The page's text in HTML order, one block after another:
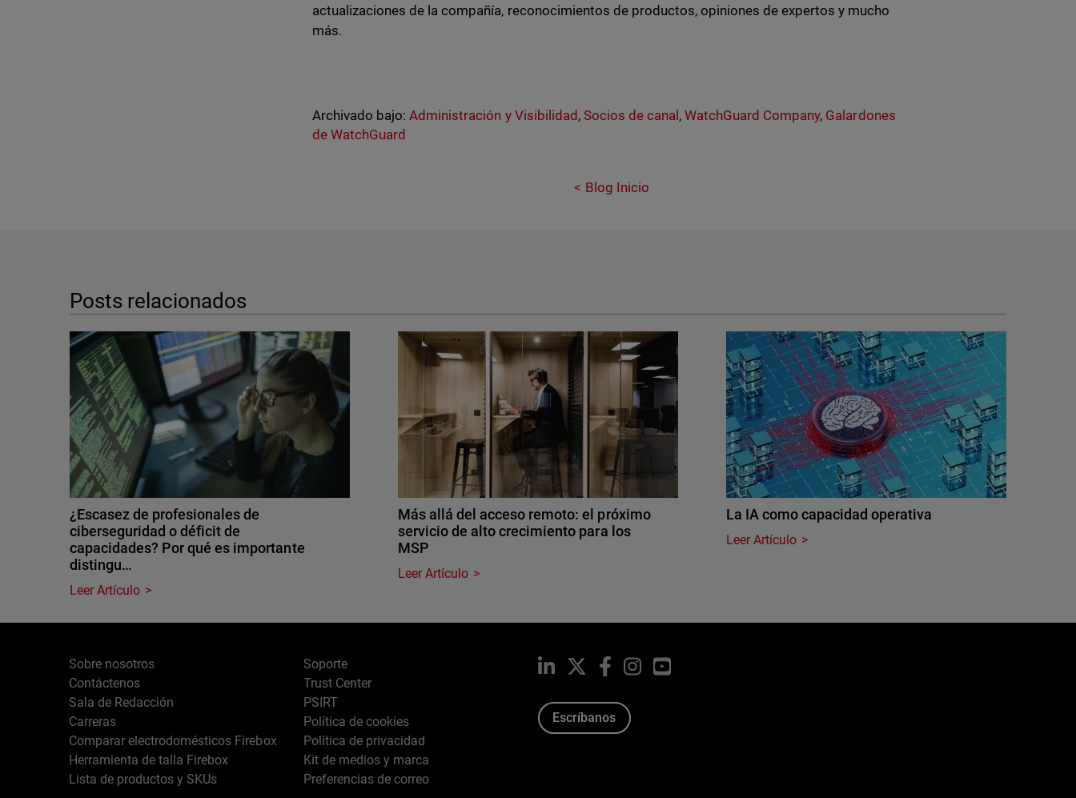
actualizaciones de la compañía, reconocimientos de productos, opiniones de expertos y mucho
más.
Archivado bajo: Administración y Visibilidad , Socios de canal ,WatchGuard Company, Galardones
de WatchGuard
Blog Inicio
Posts relacionados
¿Escasez de profesionales de
ciberseguridad o déficit de
capacidades? Por qué es importante
distingu…
Leer Artículo
Más allá del acceso remoto: el próximo
servicio de alto crecimiento para los
MSP
Leer Artículo
La IA como capacidad operativa
Leer Artículo
Sobre nosotros
Contáctenos
Sala de Redacción
Carreras
Comparar electrodomésticos Firebox
Herramienta de talla Firebox
Lista de productos y SKUs
Soporte
Trust Center
PSIRT
Política de cookies
Política de privacidad
Kit de medios y marca
Preferencias de correo
LinkedIn Facebook
InstagramYouTube
Escríbanos